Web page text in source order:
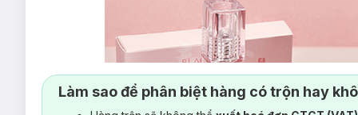
Làm sao để phân biệt hàng có trộn hay